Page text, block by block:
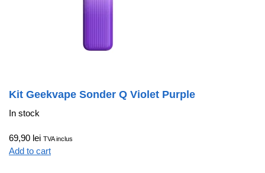
Kit Geekvape Sonder Q Violet Purple
In stock
69,90 lei TVA inclus
Add to cart